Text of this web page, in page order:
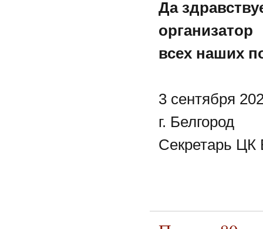
Да
организатор
всех наших
3 сентября
г. Белгород
Секретарь